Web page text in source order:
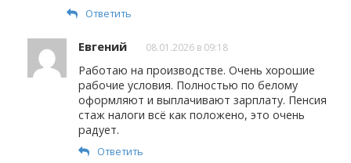
Ответить
Евгений 08.01.2026 в 09:18
Работаю на производстве. Очень хорошие
рабочие условия. Полностью по белому
оформляют и выплачивают зарплату. Пенсия
стаж налоги всё как положено, это очень
радует.
Ответить